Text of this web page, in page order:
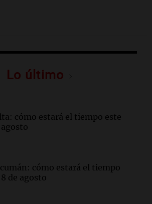
Lo último
cómo estará el tiempo este
cómo estará el tiempo
de agosto